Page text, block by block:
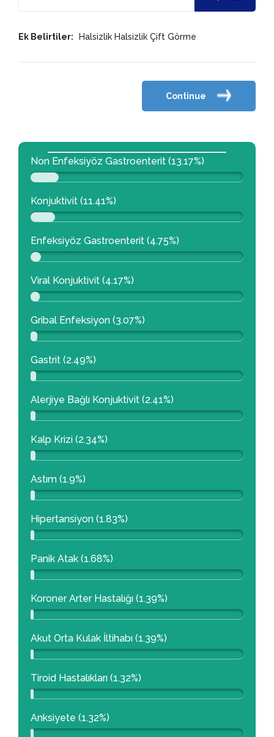
Ek Belirtiler: Halsizlik Halsizlik Çift Görme
Continue
Non Enfeksiyöz Gastroenterit (13.17%)
Konjuktivit (11.41%)
Enfeksiyöz Gastroenterit (4.75%)
Viral Konjuktivit (4.17%)
Gribal Enfeksiyon (3.07%)
Gastrit (2.49%)
Alerjiye Bağlı Konjuktivit (2.41%)
Kalp Krizi (2.34%)
Astım (1.9%)
Hipertansiyon (1.83%)
Panik Atak (1.68%)
Koroner Arter Hastalığı (1.39%)
Akut Orta Kulak İltihabı (1.39%)
Tiroid Hastalıkları (1.32%)
Anksiyete (1.32%)